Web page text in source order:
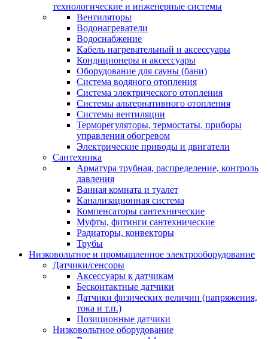
технологические и инженерные системы
Вентиляторы
Водонагреватели
Водоснабжение
Кабель нагревательный и аксессуары
Кондиционеры и аксессуары
Оборудование для сауны (бани)
Система водяного отопления
Система электрического отопления
Системы альтернативного отопления
Системы вентиляции
Терморегуляторы, термостаты, приборы
управления обогревом
Электрические приводы и двигатели
Сантехника
Арматура трубная, распределение, контроль
давления
Ванная комната и туалет
Канализационная система
Компенсаторы сантехнические
Муфты, фитинги сантехнические
Радиаторы, конвекторы
Трубы
Низковольтное и промышленное электрооборудование
Датчики/сенсоры
Аксессуары к датчикам
Бесконтактные датчики
Датчики физических величин (напряжения,
тока и т.п.)
Позиционные датчики
Низковольтное оборудование